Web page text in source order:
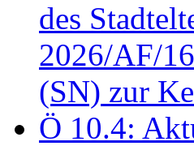
des
2026/AF/
(SN) zur
Ö 10.4: